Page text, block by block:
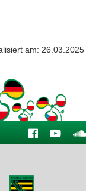
am: 26.03.2025